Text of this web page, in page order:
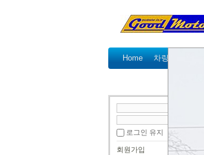
Home 차량정비가격표
로그인 유지
회원가입